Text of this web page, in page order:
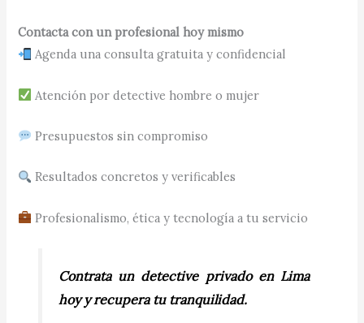
Contacta con un profesional hoy mismo
Agenda una consulta gratuita y confidencial
Atención por detective hombre o mujer
Presupuestos sin compromiso
Resultados concretos y verificables
Profesionalismo, ética y tecnología a tu servicio
Contrata un detective privado en Lima
hoy y recupera tu tranquilidad.